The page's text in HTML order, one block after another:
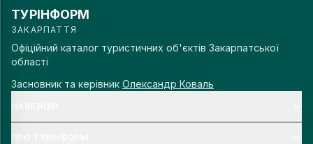
ТУРІНФОРМ
ЗАКАРПАТТЯ
Офіційний каталог туристичних об'єктів Закарпатської
області
Засновник та керівник Олександр Коваль